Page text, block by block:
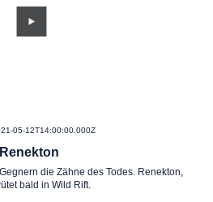
05-12T14:00:00.000Z
die Zähne des Todes. Renekton,
bald in Wild Rift.